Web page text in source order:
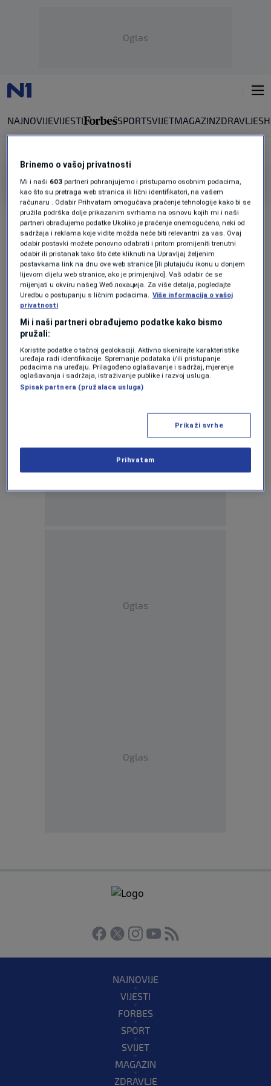
Oglas
NAJNOVIJEVIJESTI SPORTSVIJETMAGAZINZDRAVLJE
GORDAN JANDROKOVIC ENG
Croatian Parliament Speaker: Genocide in
Srebrenica example of what hatred can
lead to
NEWS|10. jul. | 0
Jandrokovic on Southern Gas
Interconnection: Issues cannot be
resolved hastily
future has no alternative
NEWS|27. nov.| 0
Oglas
Oglas
Oglas
NAJNOVIJE
VIJESTI
FORBES
SPORT
SVIJET
MAGAZIN
ZDRAVLJE
Brinemo o vašoj privatnosti
Mi i naši 603 partneri pohranjujemo i pristupamo osobnim podacima,
kao što su pretraga web stranica ili lični identifikatori, na vašem
računaru . Odabir Prihvatam omogućava praćenje tehnologije kako bi se
pružila podrška dolje prikazanim svrhama na osnovu kojih mi i naši
partneri obrađujemo podatke Ukoliko je praćenje onemogućeno, neki od
sadržaja i reklama koje vidite možda neće biti relevantni za vas. Ovaj
odabir postavki možete ponovno odabrati i pritom promijeniti trenutni
odabir ili pristanak tako što ćete kliknuti na Upravljaj željenim
postavkama link na dnu ove web stranice [ili plutajuću ikonu u donjem
lijevom dijelu web stranice, ako je primjenjivo]. Vaš odabir će se
mijenjati u okviru našeg Wеб локација. Za više detalja, pogledajte
Uredbu o postupanju s ličnim podacima. Više informacija o vašoj
privatnosti
Mi i naši partneri obrađujemo podatke kako bismo
pružali:
Koristite podatke o tačnoj geolokaciji. Aktivno skenirajte karakteristike
uređaja radi identifikacije. Spremanje podataka i/ili pristupanje
podacima na uređaju. Prilagođeno oglašavanje i sadržaj, mjerenje
oglašavanja i sadržaja, istraživanje publike i razvoj usluga.
Spisak partnera (pružalaca usluga)
Prikaži svrhe
Prihvatam